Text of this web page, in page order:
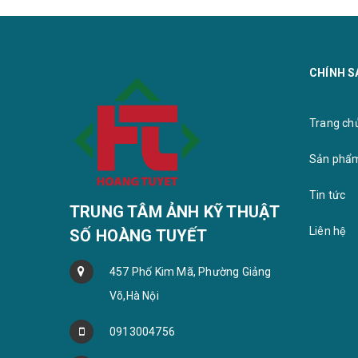
Bộ ảnh gỗ treo tường
TRUNG TÂM ẢNH KỸ THUẬT
SỐ HOÀNG TUYẾT
457 Phố Kim Mã, Phường Giảng
Võ,Hà Nội
0913004756
CHÍNH
Trang
Sản
Tin tức
Liên hệ